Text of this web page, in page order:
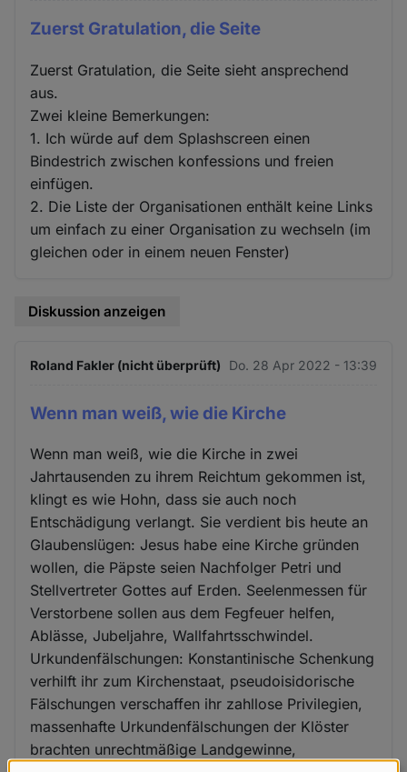
Zuerst Gratulation, die Seite
Zuerst Gratulation, die Seite sieht ansprechend
aus.
Zwei kleine Bemerkungen:
1. Ich würde auf dem Splashscreen einen
Bindestrich zwischen konfessions und freien
einfügen.
2. Die Liste der Organisationen enthält keine Links
um einfach zu einer Organisation zu wechseln (im
gleichen oder in einem neuen Fenster)
Diskussion anzeigen
Roland Fakler (nicht überprüft) Do. 28 Apr 2022 - 13:39
Wenn man weiß, wie die Kirche
Wenn man weiß, wie die Kirche in zwei
Jahrtausenden zu ihrem Reichtum gekommen ist,
klingt es wie Hohn, dass sie auch noch
Entschädigung verlangt. Sie verdient bis heute an
Glaubenslügen: Jesus habe eine Kirche gründen
wollen, die Päpste seien Nachfolger Petri und
Stellvertreter Gottes auf Erden. Seelenmessen für
Verstorbene sollen aus dem Fegfeuer helfen,
Ablässe, Jubeljahre, Wallfahrtsschwindel.
Urkundenfälschungen: Konstantinische Schenkung
verhilft ihr zum Kirchenstaat, pseudoisidorische
Fälschungen verschaffen ihr zahllose Privilegien,
massenhafte Urkundenfälschungen der Klöster
brachten unrechtmäßige Landgewinne,